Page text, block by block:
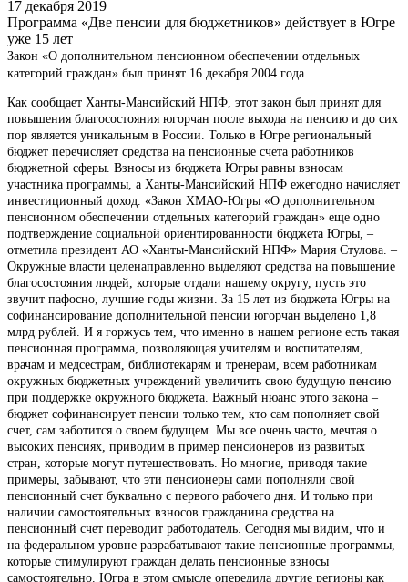
17 декабря 2019
Программа «Две пенсии для бюджетников» действует в Югре
уже 15 лет
Закон «О дополнительном пенсионном обеспечении отдельных
категорий граждан» был принят 16 декабря 2004 года
Как сообщает Ханты-Мансийский НПФ, этот закон был принят для
повышения благосостояния югорчан после выхода на пенсию и до сих
пор является уникальным в России. Только в Югре региональный
бюджет перечисляет средства на пенсионные счета работников
бюджетной сферы. Взносы из бюджета Югры равны взносам
участника программы, а Ханты-Мансийский НПФ ежегодно начисляет
инвестиционный доход. «Закон ХМАО-Югры «О дополнительном
пенсионном обеспечении отдельных категорий граждан» еще одно
подтверждение социальной ориентированности бюджета Югры, –
отметила президент АО «Ханты-Мансийский НПФ» Мария Стулова. –
Окружные власти целенаправленно выделяют средства на повышение
благосостояния людей, которые отдали нашему округу, пусть это
звучит пафосно, лучшие годы жизни. За 15 лет из бюджета Югры на
софинансирование дополнительной пенсии югорчан выделено 1,8
млрд рублей. И я горжусь тем, что именно в нашем регионе есть такая
пенсионная программа, позволяющая учителям и воспитателям,
врачам и медсестрам, библиотекарям и тренерам, всем работникам
окружных бюджетных учреждений увеличить свою будущую пенсию
при поддержке окружного бюджета. Важный нюанс этого закона –
бюджет софинансирует пенсии только тем, кто сам пополняет свой
счет, сам заботится о своем будущем. Мы все очень часто, мечтая о
высоких пенсиях, приводим в пример пенсионеров из развитых
стран, которые могут путешествовать. Но многие, приводя такие
примеры, забывают, что эти пенсионеры сами пополняли свой
пенсионный счет буквально с первого рабочего дня. И только при
наличии самостоятельных взносов гражданина средства на
пенсионный счет переводит работодатель. Сегодня мы видим, что и
на федеральном уровне разрабатывают такие пенсионные программы,
которые стимулируют граждан делать пенсионные взносы
самостоятельно. Югра в этом смысле опередила другие регионы как